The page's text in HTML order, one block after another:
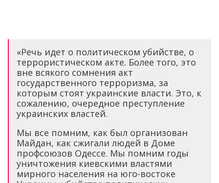
«Речь идет о политическом убийстве, о
террористическом акте. Более того, это
вне всякого сомнения акт
государственного терроризма, за
которым стоят украинские власти. Это, к
сожалению, очередное преступление
украинских властей.
Мы все помним, как был организован
Майдан, как сжигали людей в Доме
профсоюзов Одессе. Мы помним годы
уничтожения киевскими властями
мирного населения на юго-востоке